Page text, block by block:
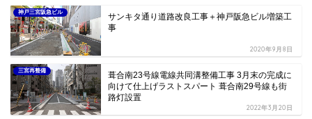
神戸三宮阪急ビル
サンキタ通り道路改良工事＋神戸阪急ビル増築工
事
2020年9月8日
三宮再整備
葺合南23号線電線共同溝整備工事 3月末の完成に
向けて仕上げラストスパート 葺合南29号線も街
路灯設置
2022年3月20日